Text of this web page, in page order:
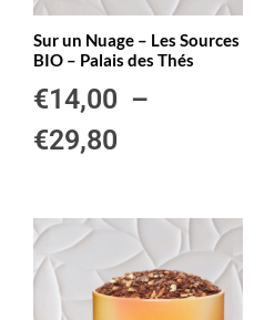
Sur un Nuage – Les Sources
BIO – Palais des Thés
€14,00 –
€29,80